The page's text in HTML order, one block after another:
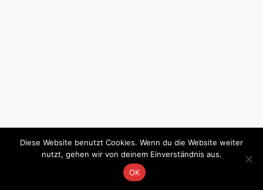
Diese Website benutzt Cookies. Wenn du die Website weiter
nutzt, gehen wir von deinem Einverständnis aus.
OK